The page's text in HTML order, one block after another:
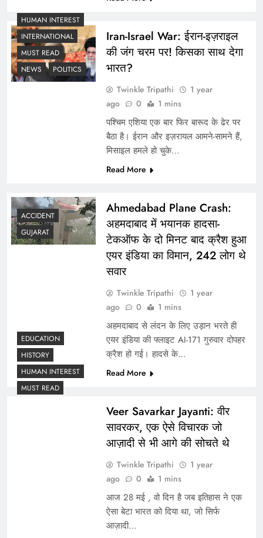
डुबकी
शिवसैनिक, डिप्टी सीएम एकनाथ शिंदे पर कामरा की टिप्पड़ी से
मचा बवाल
मणिपुर में राष्ट्रपति शासन लागू, सीएम बीरेन सिंह ने दिया
इस्तीफा
HUMAN INTEREST
INTERNATIONAL
MUST READ
NEWS
POLITICS
Iran-Israel War: ईरान-इज़राइल
की जंग चरम पर! किसका साथ देगा
भारत?
Twinkle Tripathi
1 year
ago
0 1 mins
पश्चिम एशिया एक बार फिर बारूद के ढेर पर
बैठा है। ईरान और इज़रायल आमने-सामने हैं,
मिसाइल हमले हो चुके…
Read More
ACCIDENT
GUJARAT
Ahmedabad Plane Crash:
अहमदाबाद में भयानक हादसा-
टेकऑफ के दो मिनट बाद क्रैश हुआ
एयर इंडिया का विमान, 242 लोग थे
सवार
Twinkle Tripathi
1 year
ago
0 1 mins
अहमदाबाद से लंदन के लिए उड़ान भरते ही
एयर इंडिया की फ्लाइट AI-171 गुरुवार दोपहर
क्रैश हो गई। हादसे के…
Read More
EDUCATION
HISTORY
HUMAN INTEREST
MUST READ
Veer Savarkar Jayanti: वीर
सावरकर, एक ऐसे विचारक जो
आज़ादी से भी आगे की सोचते थे
Twinkle Tripathi
1 year
ago
0 1 mins
आज 28 मई , वो दिन है जब इतिहास ने एक
ऐसा बेटा भारत को दिया था, जो सिर्फ
आज़ादी…